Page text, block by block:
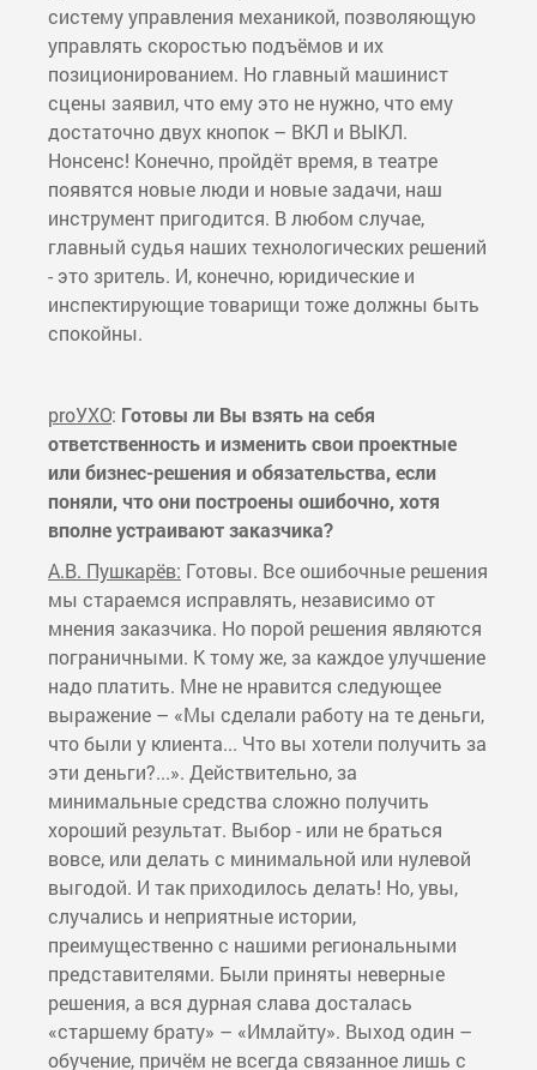
систему управления механикой, позволяющую
управлять скоростью подъёмов и их
позиционированием. Но главный машинист
сцены заявил, что ему это не нужно, что ему
достаточно двух кнопок – ВКЛ и ВЫКЛ.
Нонсенс! Конечно, пройдёт время, в театре
появятся новые люди и новые задачи, наш
инструмент пригодится. В любом случае,
главный судья наших технологических решений
- это зритель. И, конечно, юридические и
инспектирующие товарищи тоже должны быть
спокойны.
proУХО: Готовы ли Вы взять на себя
ответственность и изменить свои проектные
или бизнес-решения и обязательства, если
поняли, что они построены ошибочно, хотя
вполне устраивают заказчика?
А.В. Пушкарёв: Готовы. Все ошибочные решения
мы стараемся исправлять, независимо от
мнения заказчика. Но порой решения являются
пограничными. К тому же, за каждое улучшение
надо платить. Мне не нравится следующее
выражение – «Мы сделали работу на те деньги,
что были у клиента... Что вы хотели получить за
эти деньги?...». Действительно, за
минимальные средства сложно получить
хороший результат. Выбор - или не браться
вовсе, или делать с минимальной или нулевой
выгодой. И так приходилось делать! Но, увы,
случались и неприятные истории,
преимущественно с нашими региональными
представителями. Были приняты неверные
решения, а вся дурная слава досталась
«старшему брату» – «Имлайту». Выход один –
обучение, причём не всегда связанное лишь с